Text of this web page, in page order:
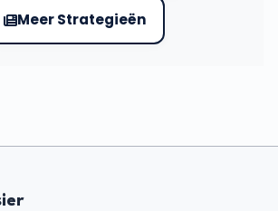
Meer Strategieën